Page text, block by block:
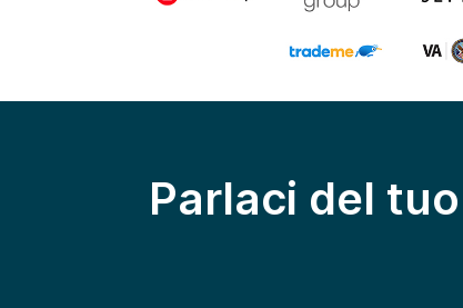
Parlaci del